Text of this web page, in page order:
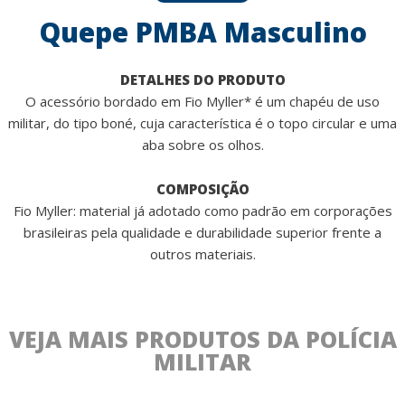
Quepe PMBA Masculino
DETALHES DO PRODUTO
O acessório bordado em Fio Myller* é um chapéu de uso
militar, do tipo boné, cuja característica é o topo circular e uma
aba sobre os olhos.
COMPOSIÇÃO
Fio Myller: material já adotado como padrão em corporações
brasileiras pela qualidade e durabilidade superior frente a
outros materiais.
VEJA MAIS PRODUTOS DA POLÍCIA
MILITAR